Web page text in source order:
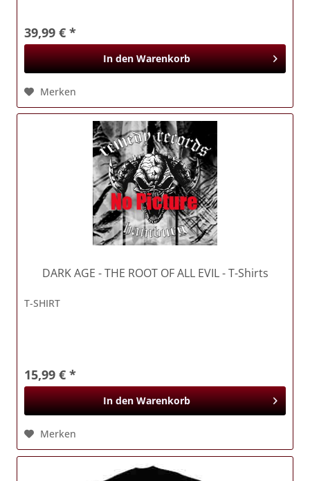
39,99 € *
In den Warenkorb
Merken
DARK AGE - THE ROOT OF ALL EVIL - T-Shirts
T-SHIRT
15,99 € *
In den Warenkorb
Merken